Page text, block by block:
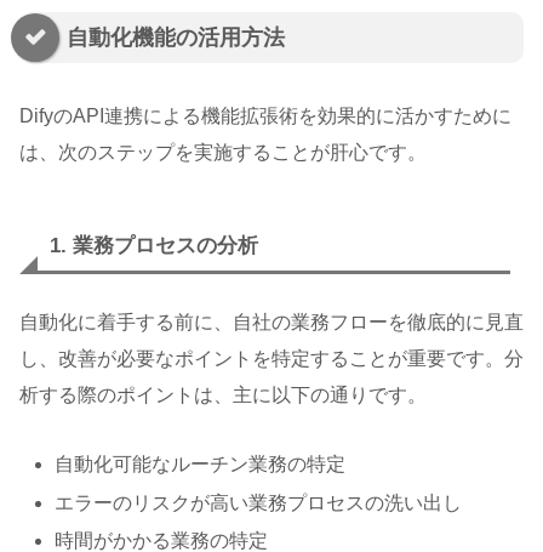
自動化機能の活用方法
DifyのAPI連携による機能拡張術を効果的に活かすために
は、次のステップを実施することが肝心です。
1. 業務プロセスの分析
自動化に着手する前に、自社の業務フローを徹底的に見直
し、改善が必要なポイントを特定することが重要です。分
析する際のポイントは、主に以下の通りです。
自動化可能なルーチン業務の特定
エラーのリスクが高い業務プロセスの洗い出し
時間がかかる業務の特定